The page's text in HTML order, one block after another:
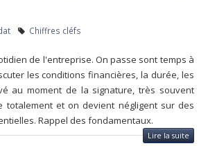
Chiffres cléfs
de l'entreprise. On passe sont temps à
les conditions financières, la durée, les
au moment de la signature, très souvent
totalement et on devient négligent sur des
Rappel des fondamentaux.
Lire la suite